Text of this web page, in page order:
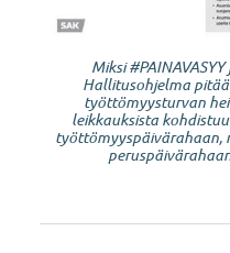
Miksi
Hallitusohjelma
työttömyysturvan
leikkauksista
työttömyyspäivärahaan,